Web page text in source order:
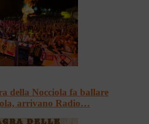
della Nocciola fa ballare
arrivano Radio…